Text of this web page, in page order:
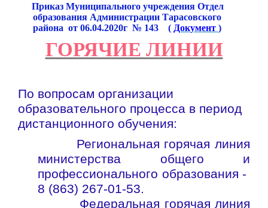
Приказ Муниципального учреждения Отдел
образования Администрации Тарасовского
района от 06.04.2020г № 143 ( Документ )
ГОРЯЧИЕ ЛИНИИ
По вопросам организации
образовательного процесса в период
дистанционного обучения:
Региональная горячая линия
министерства общего и
профессионального образования -
8 (863) 267-01-53.
Федеральная горячая линия